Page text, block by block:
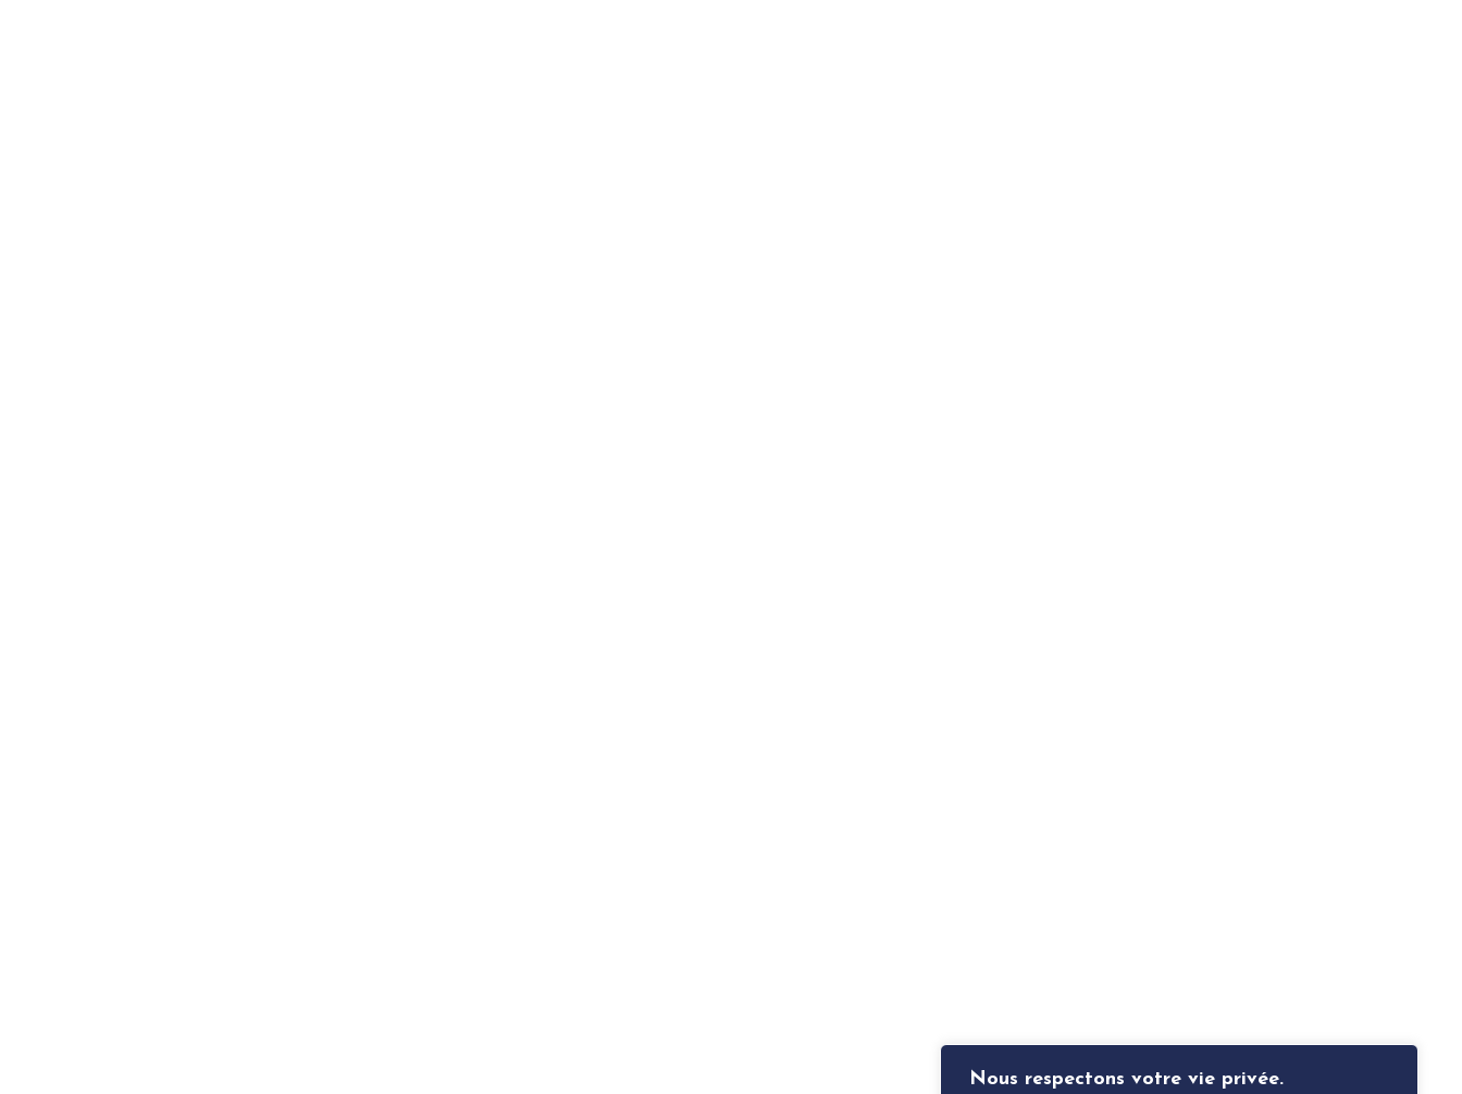
Nous respectons votre vie privée.